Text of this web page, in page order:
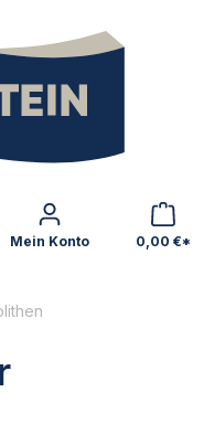
Mein Konto 0,00 €*